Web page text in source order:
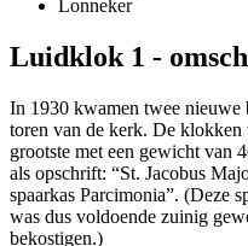
Lonneker
Luidklok 1 -
In 1930 kwamen twee nieuwe
toren van de kerk. De
grootste met een gewicht van
als opschrift: “St. Jacobus
spaarkas Parcimonia”. (Deze
was dus voldoende zuinig
bekostigen.)